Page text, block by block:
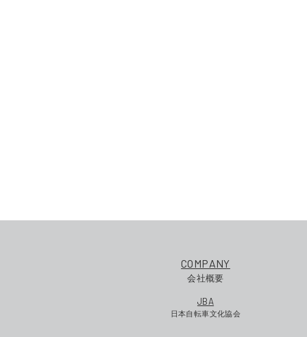
COMPANY
会社概要
JBA
日本自転車文化協会